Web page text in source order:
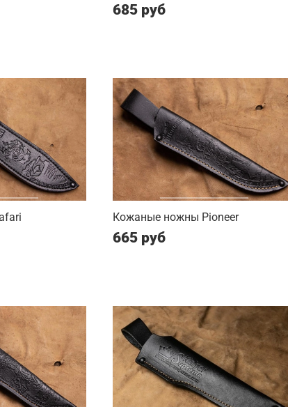
685 руб
Кожаные ножны Pioneer
665 руб